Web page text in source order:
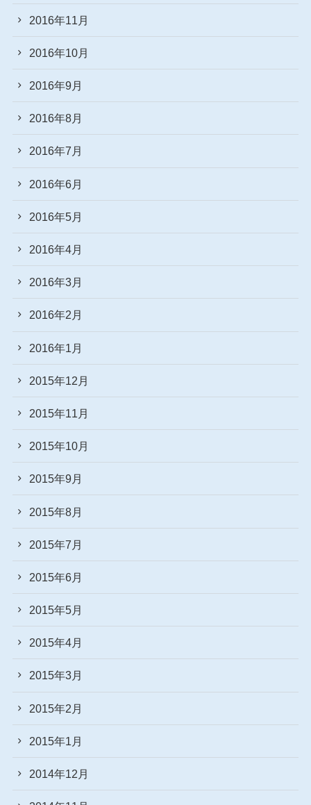
2016年11月
2016年10月
2016年9月
2016年8月
2016年7月
2016年6月
2016年5月
2016年4月
2016年3月
2016年2月
2016年1月
2015年12月
2015年11月
2015年10月
2015年9月
2015年8月
2015年7月
2015年6月
2015年5月
2015年4月
2015年3月
2015年2月
2015年1月
2014年12月